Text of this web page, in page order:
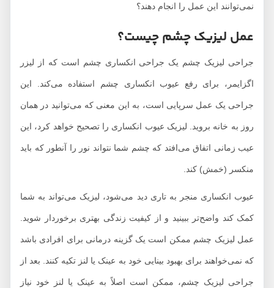
لیزیک چشم انجام
برای عمل لیزیک چشم
وجود دارد؟
حدف عینک با عمل
نمی‌توانند این عمل را انجام دهند؟
عمل لیزیک چشم چیست؟
جراحی لیزیک چشم یک جراحی انکساری چشم است که از لیزر
اگزایمر، برای رفع عیوب انکساری چشم استفاده می‌کند. این
جراحی یک عمل سرپایی است، به این معنی که می‌توانید در همان
روز به خانه بروید. لیزیک عیوب انکساری را تصحیح خواهد کرد، این
عیب زمانی اتفاق می‌افتد که چشم شما نتواند نور را آنطور که باید
منکسر (خمش) کند.
عیوب انکساری منجر به تاری دید می‌شود، لیزیک می‌تواند به شما
کمک کند واضح‌تر ببینید و از کیفیت زندگی بهتری برخوردار شوید.
عمل لیزیک چشم ممکن است یک گزینه درمانی برای افرادی باشد
که نمی‌خواهند برای بهبود بینایی خود به عینک یا لنز تکیه کنند. بعد از
جراحی لیزیک چشم، ممکن است اصلاً به عینک یا لنز خود نیاز